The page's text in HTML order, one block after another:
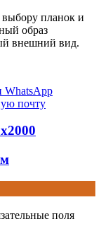
планок и
образ
внешний вид.
WhatsApp
почту
поля